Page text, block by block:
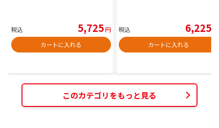
税込 5,725円
カートに入れる
税込 6,225
カートに入れる
このカテゴリをもっと見る